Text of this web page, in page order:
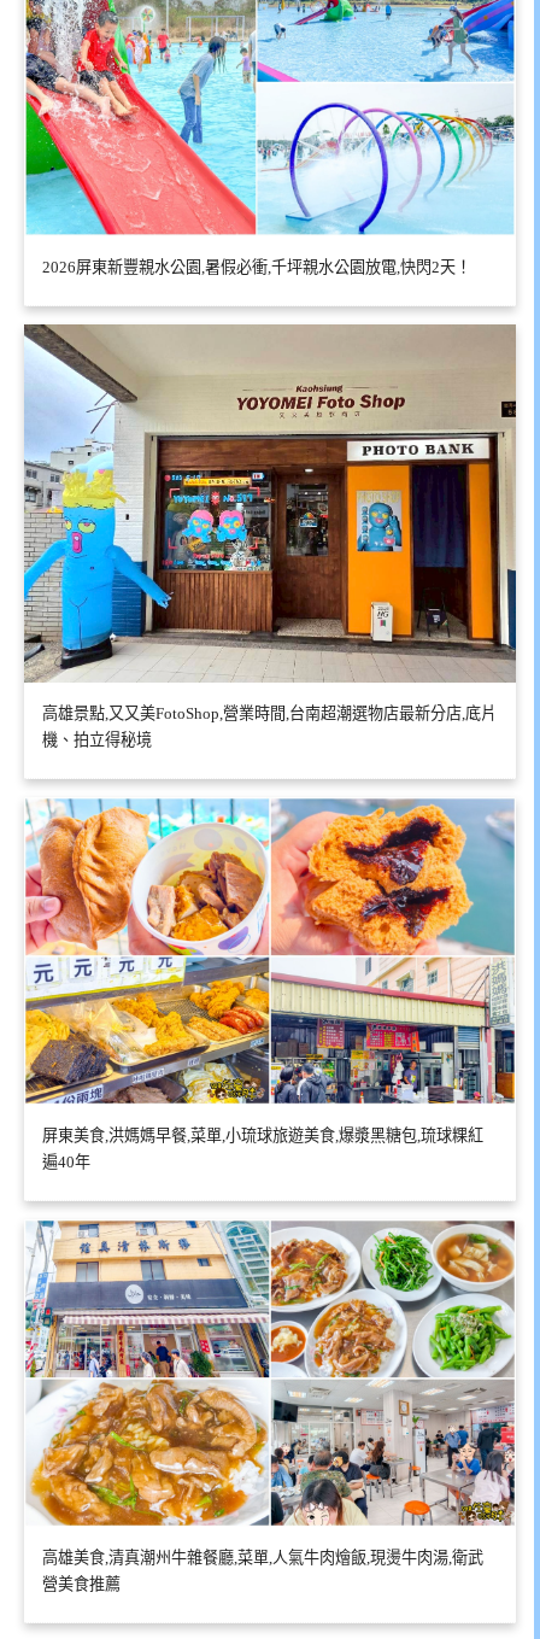
2026屏東新豐親水公園,暑假必衝,千坪親水公園放電,快閃2天！
高雄景點,又又美FotoShop,營業時間,台南超潮選物店最新分店,底片
機、拍立得秘境
屏東美食,洪媽媽早餐,菜單,小琉球旅遊美食,爆漿黑糖包,琉球粿紅
遍40年
高雄美食,清真潮州牛雜餐廳,菜單,人氣牛肉燴飯,現燙牛肉湯,衛武
營美食推薦